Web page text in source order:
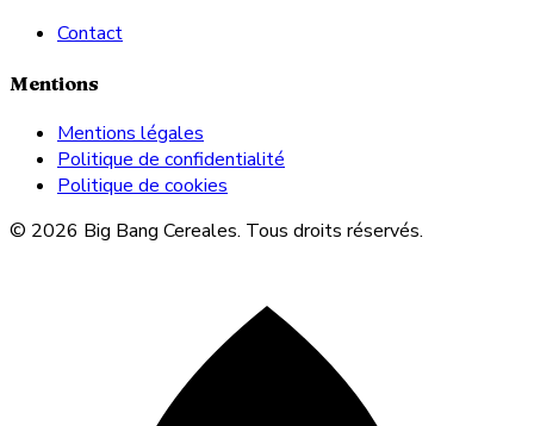
Contact
Mentions
Mentions légales
Politique de confidentialité
Politique de cookies
© 2026 Big Bang Cereales. Tous droits réservés.